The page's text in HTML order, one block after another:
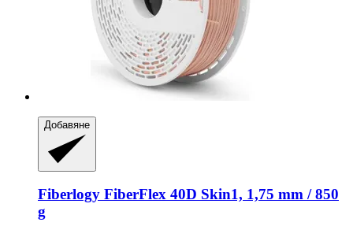
Добавяне
Fiberlogy FiberFlex 40D Skin1, 1,75 mm / 850
g